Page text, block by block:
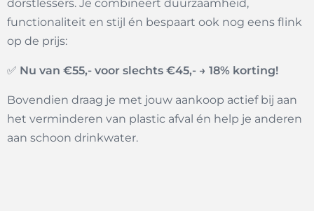
dorstlessers. Je combineert duurzaamheid,
functionaliteit en stijl én bespaart ook nog eens flink
op de prijs:
✅ Nu van €55,- voor slechts €45,- → 18% korting!
Bovendien draag je met jouw aankoop actief bij aan
het verminderen van plastic afval én help je anderen
aan schoon drinkwater.